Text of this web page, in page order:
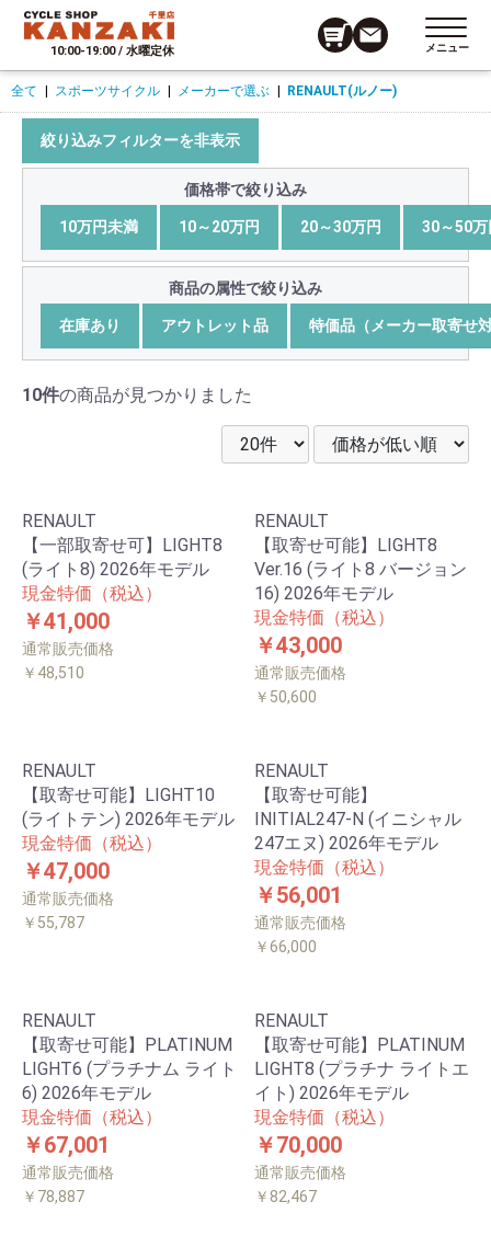
10:00-19:00 / 水曜定休 メニュー
全て スポーツサイクル メーカーで選ぶ RENAULT(ルノー)
絞り込みフィルターを非表示
価格帯で絞り込み
10万円未満 10～20万円 20～30万円 30～50万
商品の属性で絞り込み
在庫あり アウトレット品 特価品（メーカー取寄せ
10件の商品が見つかりました
RENAULT
【一部取寄せ可】LIGHT8
(ライト8) 2026年モデル
現金特価（税込）
￥41,000
通常販売価格
￥48,510
RENAULT
【取寄せ可能】LIGHT8
Ver.16 (ライト8 バージョン
16) 2026年モデル
現金特価（税込）
￥43,000
通常販売価格
￥50,600
RENAULT
【取寄せ可能】LIGHT10
(ライトテン) 2026年モデル
現金特価（税込）
￥47,000
通常販売価格
￥55,787
RENAULT
【取寄せ可能】
INITIAL247-N (イニシャル
247エヌ) 2026年モデル
現金特価（税込）
￥56,001
通常販売価格
￥66,000
RENAULT
【取寄せ可能】PLATINUM
LIGHT6 (プラチナム ライト
6) 2026年モデル
現金特価（税込）
￥67,001
通常販売価格
￥78,887
RENAULT
【取寄せ可能】PLATINUM
LIGHT8 (プラチナ ライトエ
イト) 2026年モデル
現金特価（税込）
￥70,000
通常販売価格
￥82,467